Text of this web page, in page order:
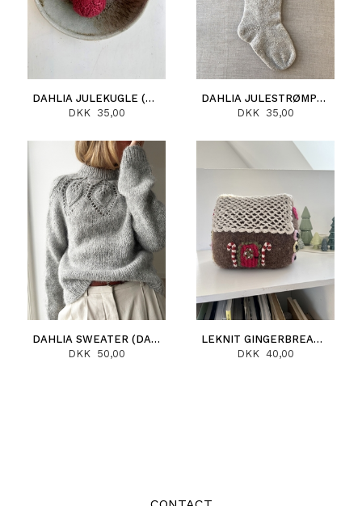
DAHLIA JULEKUGLE (DANSK)
DKK 35,00
DAHLIA JULESTRØMPE (DANSK)
DKK 35,00
DAHLIA SWEATER (DANSK)
DKK 50,00
LEKNIT GINGERBREAD HOUSE (DANSK)
DKK 40,00